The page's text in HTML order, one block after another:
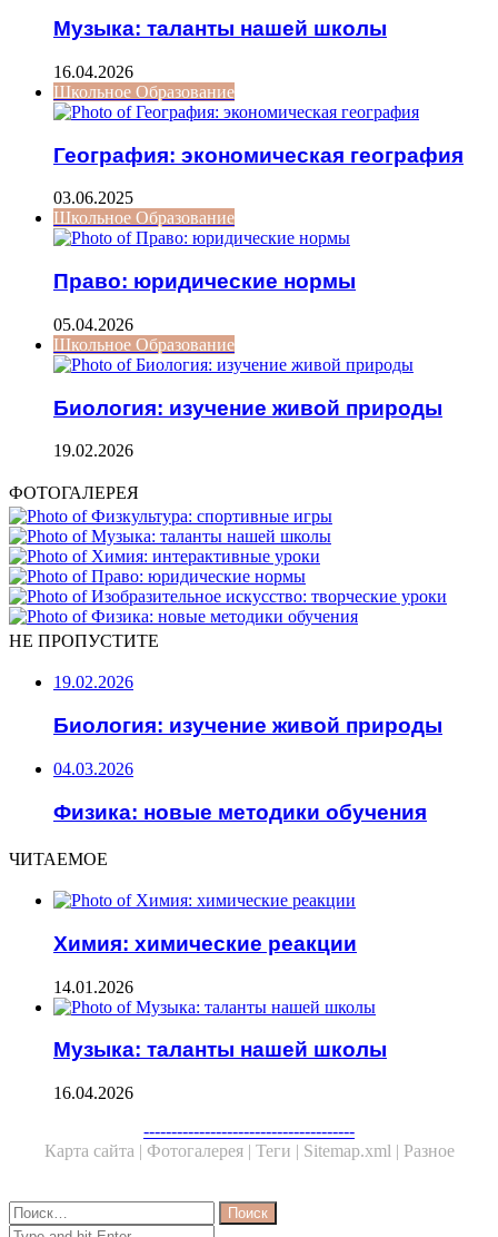
Музыка: таланты нашей школы
16.04.2026
Школьное Образование
География: экономическая география
03.06.2025
Школьное Образование
Право: юридические нормы
05.04.2026
Школьное Образование
Биология: изучение живой природы
19.02.2026
ФОТОГАЛЕРЕЯ
НЕ ПРОПУСТИТЕ
19.02.2026
Биология: изучение живой природы
04.03.2026
Физика: новые методики обучения
ЧИТАЕМОЕ
Химия: химические реакции
14.01.2026
Музыка: таланты нашей школы
16.04.2026
--------------------------------------
Карта сайта | Фотогалерея | Теги | Sitemap.xml | Разное
Close
Найти:
Close